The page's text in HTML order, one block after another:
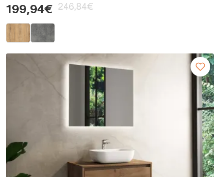
199,94€ 246,84€